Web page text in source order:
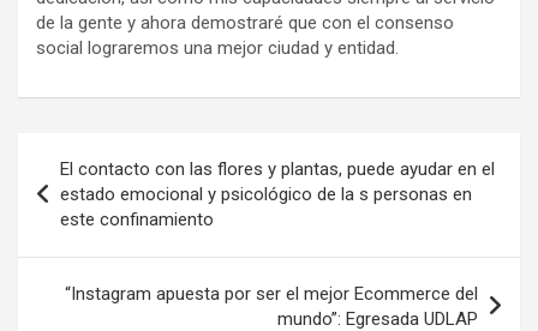
de la gente y ahora demostraré que con el consenso
social lograremos una mejor ciudad y entidad.
de
entradas
El contacto con las flores y plantas, puede ayudar en el
estado emocional y psicológico de la s personas en
este confinamiento
“Instagram apuesta por ser el mejor Ecommerce del
mundo”: Egresada UDLAP